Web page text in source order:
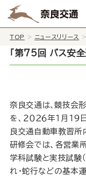
TOP > ニュースリリース >
「第75回 バス安
奈良交通は､競技会形
を、２０２６年１月１
良交通自動車教習所
研修会では、各営業
学科試験と実技試験
れ・蛇行などの基本